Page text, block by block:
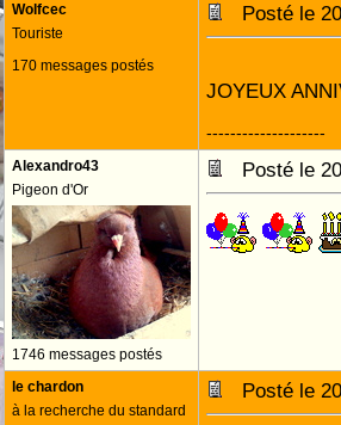
Wolfcec
Touriste
170 messages postés
Posté le
JOYEUX
--------------------
Alexandro43
Pigeon d'Or
1746 messages postés
Posté le
le chardon
à la recherche du standard
Posté le